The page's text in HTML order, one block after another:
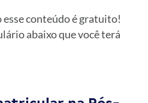
conteúdo é gratuito!
abaixo que você terá